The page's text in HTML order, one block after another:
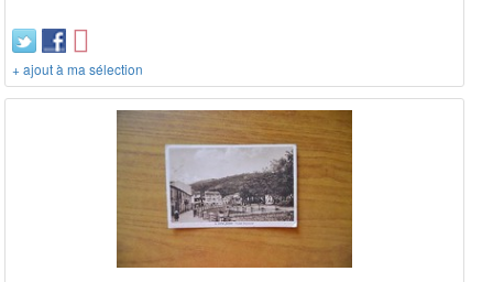
+ ajout à ma sélection